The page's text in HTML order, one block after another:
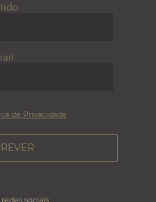
de Privacidade
sociais